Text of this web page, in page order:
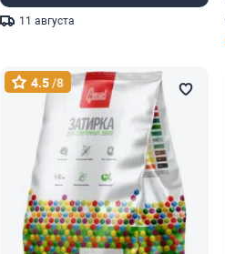
11 августа
4.5/8